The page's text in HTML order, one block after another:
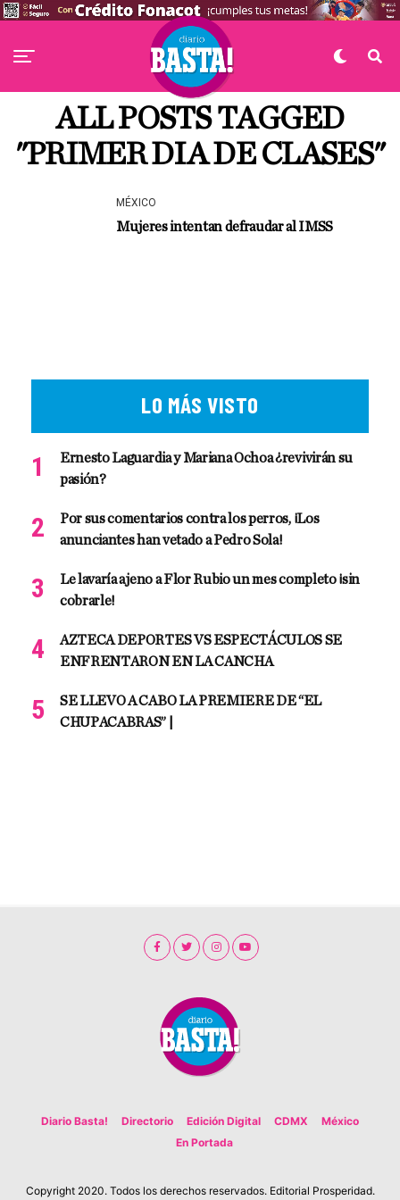
ALL POSTS TAGGED
"PRIMER DIA DE CLASES"
MÉXICO
Mujeres intentan defraudar al IMSS
LO MÁS VISTO
Ernesto Laguardia y Mariana Ochoa ¿revivirán su
pasión?
Por sus comentarios contra los perros, ¡Los
anunciantes han vetado a Pedro Sola!
Le lavaría ajeno a Flor Rubio un mes completo ¡sin
cobrarle!
AZTECA DEPORTES VS ESPECTÁCULOS SE
ENFRENTARON EN LA CANCHA
SE LLEVO A CABO LA PREMIERE DE “EL
CHUPACABRAS” |
Diario Basta! Directorio Edición Digital CDMX
México
En Portada
Copyright 2020. Todos los derechos reservados. Editorial Prosperidad.